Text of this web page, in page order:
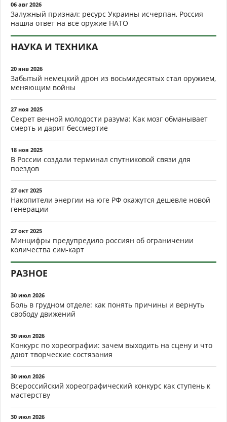
06 авг 2026
Залужный признал: ресурс Украины исчерпан, Россия
нашла ответ на всё оружие НАТО
НАУКА И ТЕХНИКА
20 янв 2026
Забытый немецкий дрон из восьмидесятых стал оружием,
меняющим войны
27 ноя 2025
Секрет вечной молодости разума: Как мозг обманывает
смерть и дарит бессмертие
18 ноя 2025
В России создали терминал спутниковой связи для
поездов
27 окт 2025
Накопители энергии на юге РФ окажутся дешевле новой
генерации
27 окт 2025
Минцифры предупредило россиян об ограничении
количества сим-карт
РАЗНОЕ
30 июл 2026
Боль в грудном отделе: как понять причины и вернуть
свободу движений
30 июл 2026
Конкурс по хореографии: зачем выходить на сцену и что
дают творческие состязания
30 июл 2026
Всероссийский хореографический конкурс как ступень к
мастерству
30 июл 2026